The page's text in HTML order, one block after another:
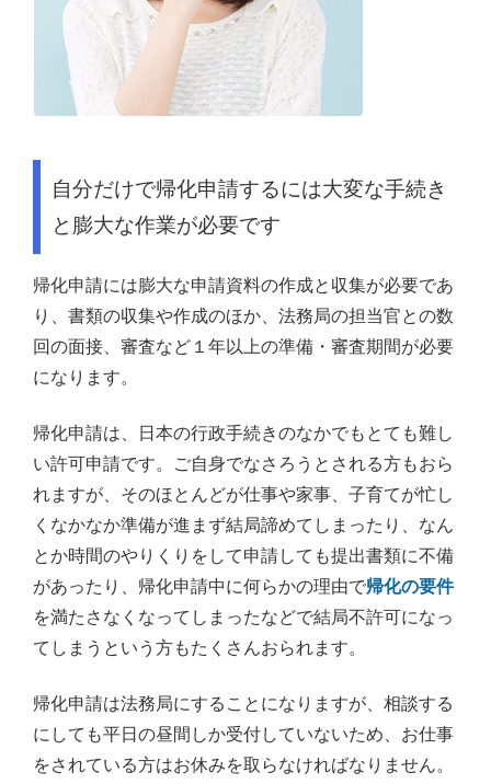
自分だけで帰化申請するには大変な手続き
と膨大な作業が必要です
帰化申請には膨大な申請資料の作成と収集が必要であ
り、書類の収集や作成のほか、法務局の担当官との数
回の面接、審査など１年以上の準備・審査期間が必要
になります。
帰化申請は、日本の行政手続きのなかでもとても難し
い許可申請です。ご自身でなさろうとされる方もおら
れますが、そのほとんどが仕事や家事、子育てが忙し
くなかなか準備が進まず結局諦めてしまったり、なん
とか時間のやりくりをして申請しても提出書類に不備
があったり、帰化申請中に何らかの理由で帰化の要件
を満たさなくなってしまったなどで結局不許可になっ
てしまうという方もたくさんおられます。
帰化申請は法務局にすることになりますが、相談する
にしても平日の昼間しか受付していないため、お仕事
をされている方はお休みを取らなければなりません。